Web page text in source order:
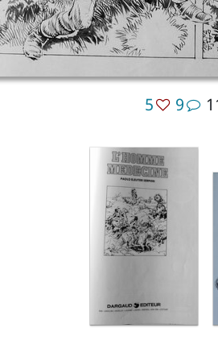
5 9